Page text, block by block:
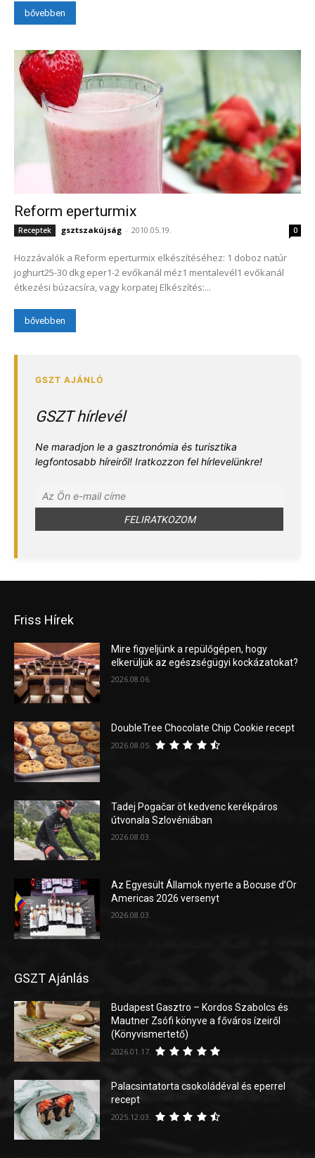
bővebben
Reform eperturmix
Receptek gsztszakújság - 2010.05.19. 0
Hozzávalók a Reform eperturmix elkészítéséhez: 1 doboz natúr
joghurt25-30 dkg eper1-2 evőkanál méz1 mentalevél1 evőkanál
étkezési búzacsíra, vagy korpatej Elkészítés:...
bővebben
GSZT hírlevél
Ne maradjon le a gasztronómia és turisztika
legfontosabb híreiről! Iratkozzon fel hírlevelünkre!
Friss Hírek
Mire figyeljünk a repülőgépen, hogy
elkerüljük az egészségügyi kockázatokat?
2026.08.06.
DoubleTree Chocolate Chip Cookie recept
2026.08.05.
Tadej Pogačar öt kedvenc kerékpáros
útvonala Szlovéniában
2026.08.03.
Az Egyesült Államok nyerte a Bocuse d’Or
Americas 2026 versenyt
2026.08.03.
GSZT Ajánlás
Budapest Gasztro – Kordos Szabolcs és
Mautner Zsófi könyve a főváros ízeiről
(Könyvismertető)
2026.01.17.
Palacsintatorta csokoládéval és eperrel
recept
2025.12.03.